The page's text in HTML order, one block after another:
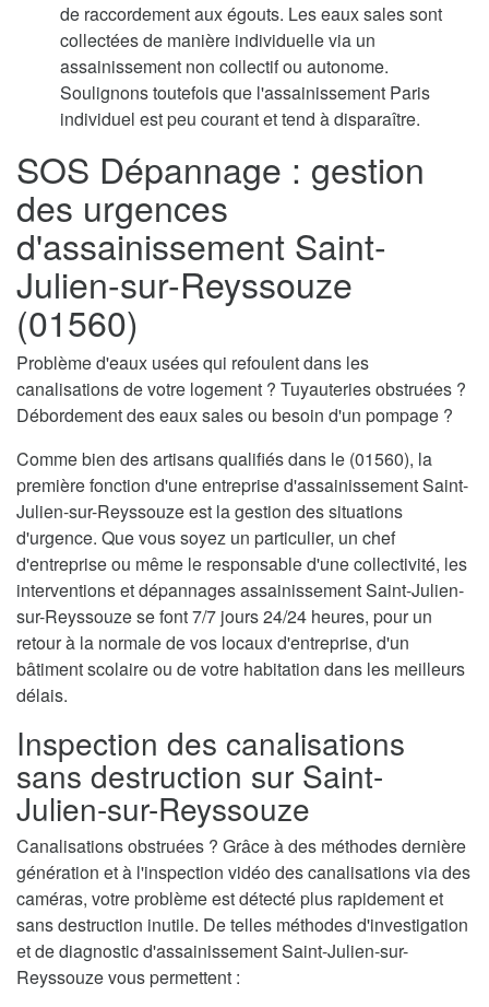
de raccordement aux égouts. Les eaux sales sont
collectées de manière individuelle via un
assainissement non collectif ou autonome.
Soulignons toutefois que l'assainissement Paris
individuel est peu courant et tend à disparaître.
SOS Dépannage : gestion
des urgences
d'assainissement Saint-
Julien-sur-Reyssouze
(01560)
Problème d'eaux usées qui refoulent dans les
canalisations de votre logement ? Tuyauteries obstruées ?
Débordement des eaux sales ou besoin d'un pompage ?
Comme bien des artisans qualifiés dans le (01560), la
première fonction d'une entreprise d'assainissement Saint-
Julien-sur-Reyssouze est la gestion des situations
d'urgence. Que vous soyez un particulier, un chef
d'entreprise ou même le responsable d'une collectivité, les
interventions et dépannages assainissement Saint-Julien-
sur-Reyssouze se font 7/7 jours 24/24 heures, pour un
retour à la normale de vos locaux d'entreprise, d'un
bâtiment scolaire ou de votre habitation dans les meilleurs
délais.
Inspection des canalisations
sans destruction sur Saint-
Julien-sur-Reyssouze
Canalisations obstruées ? Grâce à des méthodes dernière
génération et à l'inspection vidéo des canalisations via des
caméras, votre problème est détecté plus rapidement et
sans destruction inutile. De telles méthodes d'investigation
et de diagnostic d'assainissement Saint-Julien-sur-
Reyssouze vous permettent :